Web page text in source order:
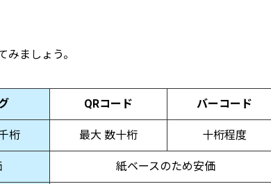
みましょう。
QRコード バーコード
桁 最大 数十桁 十桁程度
紙ベースのため安価